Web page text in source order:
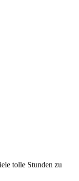
tolle Stunden zu